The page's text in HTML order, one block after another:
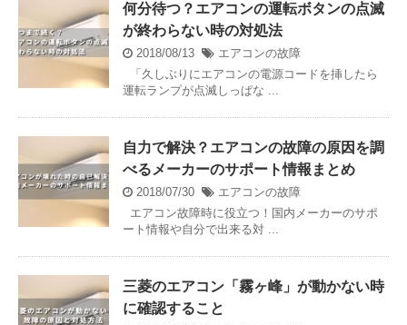
何分待つ？エアコンの運転ボタンの点滅
が終わらない時の対処法
2018/08/13
エアコンの故障
「久しぶりにエアコンの電源コードを挿したら
運転ランプが点滅しっぱな ...
自力で解決？エアコンの故障の原因を調
べるメーカーのサポート情報まとめ
2018/07/30
エアコンの故障
エアコン故障時に役立つ！国内メーカーのサポ
ート情報や自分で出来る対 ...
三菱のエアコン「霧ヶ峰」が動かない時
に確認すること